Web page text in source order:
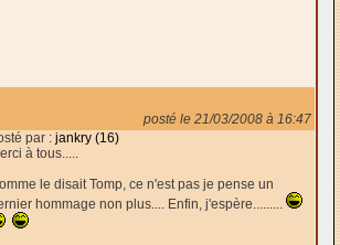
posté le 21/03/2008 à 16:47
par : jankry (16)
à tous.....
le disait Tomp, ce n'est pas je pense un
hommage non plus.... Enfin, j'espère.........